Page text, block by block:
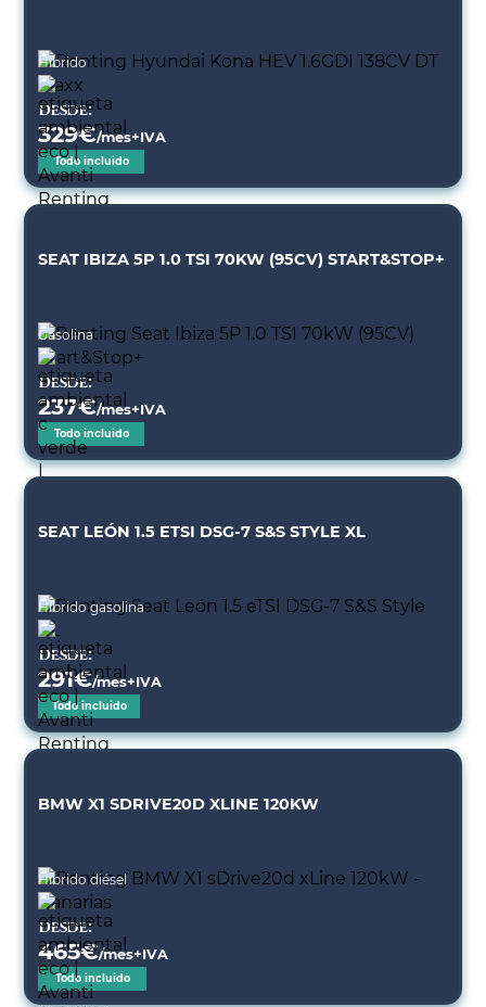
Híbrido
Desde:
329€/mes+IVA
Todo incluido
SEAT IBIZA 5P 1.0 TSI 70KW (95CV) START&STOP+
Gasolina
Desde:
237€/mes+IVA
Todo incluido
SEAT LEÓN 1.5 ETSI DSG-7 S&S STYLE XL
Híbrido gasolina
Desde:
291€/mes+IVA
Todo incluido
BMW X1 SDRIVE20D XLINE 120KW
Híbrido diésel
Desde:
465€/mes+IVA
Todo incluido